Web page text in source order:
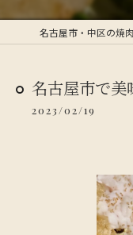
名古屋市で美
2023/02/19